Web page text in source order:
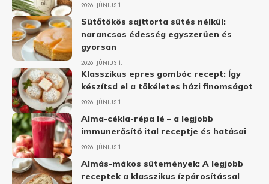
2026. JÚNIUS 1.
Sütőtökös sajttorta sütés nélkül:
narancsos édesség egyszerűen és
gyorsan
2026. JÚNIUS 1.
Klasszikus epres gombóc recept: Így
készítsd el a tökéletes házi finomságot
2026. JÚNIUS 1.
Alma-cékla-répa lé – a legjobb
immunerősítő ital receptje és hatásai
2026. JÚNIUS 1.
Almás-mákos sütemények: A legjobb
receptek a klasszikus ízpárosítással